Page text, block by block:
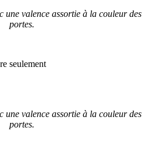
une valence assortie à la couleur des
portes.
seulement
une valence assortie à la couleur des
portes.